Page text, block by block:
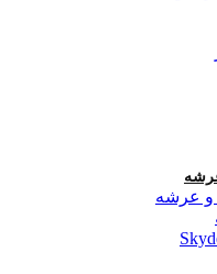
و عرشه